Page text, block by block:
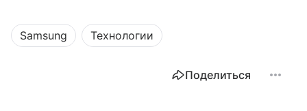
Samsung Технологии
Поделиться